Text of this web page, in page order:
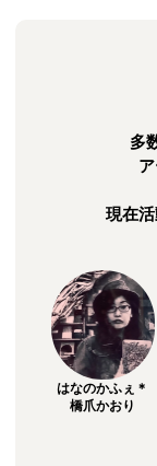
多
現在
はなのかふぇ＊
橋爪かおり